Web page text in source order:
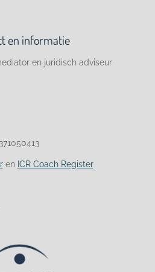
en informatie
en juridisch adviseur
en ICR Coach Register